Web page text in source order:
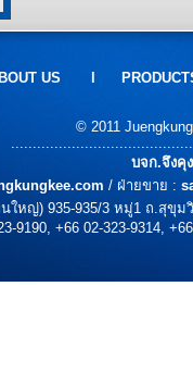
US
© 2011
บจก.จึงคุ
/ ฝ่ายขาย :
ใหญ่) 935-935/3 หมู่1 ถ.สุขุ
9190, +66 02-323-9314,